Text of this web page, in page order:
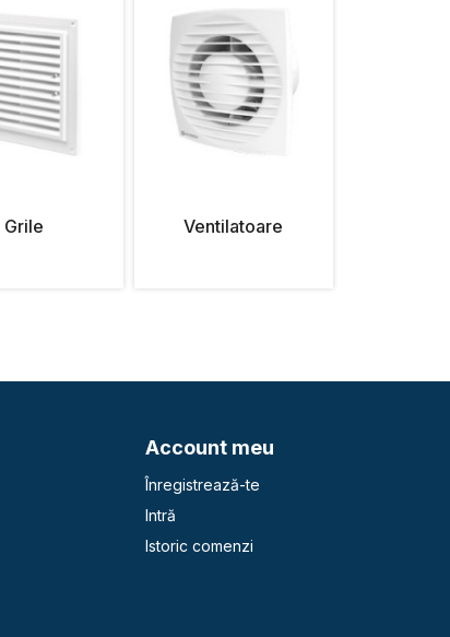
Grile Ventilatoare
Account meu
Înregistrează-te
Intră
Istoric comenzi